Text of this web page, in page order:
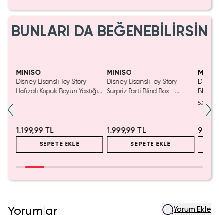
BUNLARI DA BEĞENEBİLİRSİN
MINISO
Disney Lisanslı Toy Story
Hafızalı Köpük Boyun Yastığı
1.199,99 TL
SEPETE EKLE
MINISO
Disney Lisanslı Toy Story
Sürpriz Parti Blind Box –
1.999,99 TL
SEPETE EKLE
Disney
Blind
5.0
Yorumlar Yorum Ekle